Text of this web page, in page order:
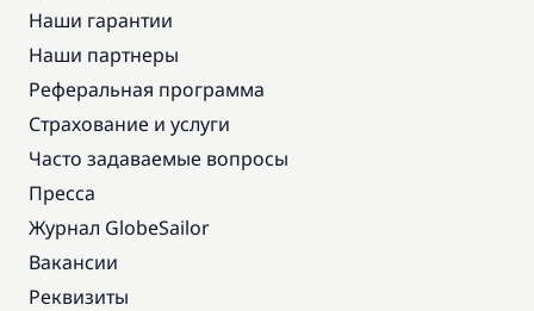
Наши гарантии
Наши партнеры
Реферальная программа
Страхование и услуги
Часто задаваемые вопросы
Пресса
Журнал GlobeSailor
Вакансии
Реквизиты